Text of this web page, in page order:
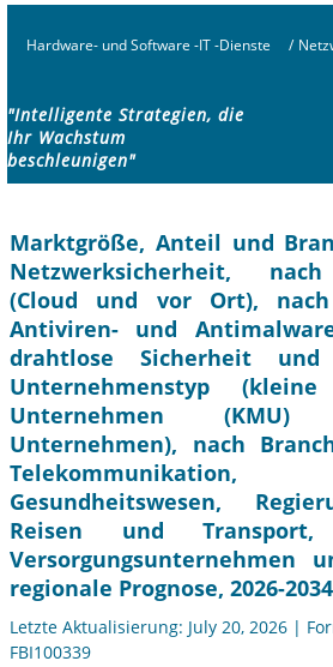
Hardware- und Software -IT -Dienste /
"Intelligente Strategien, die
Ihr Wachstum
beschleunigen"
Marktgröße, Anteil und
Netzwerksicherheit,
(Cloud und vor Ort),
Antiviren- und
drahtlose Sicherheit
Unternehmenstyp
Unternehmen
Unternehmen), nach
Telekommunikation,
Gesundheitswesen,
Reisen und
Versorgungsunternehmen
regionale Prognose, 2026-2034
Letzte Aktualisierung: July 20, 2026 |
FBI100339